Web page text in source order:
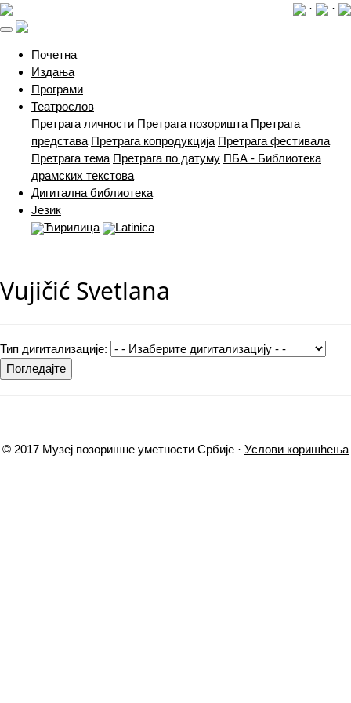
· ·
Почетна(current)
Издања
Програми
Театрослов
Претрага личности Претрага позоришта Претрага
представа Претрага копродукција Претрага фестивала
Претрага тема Претрага по датуму ПБА - Библиотека
драмских текстова
Дигитална библиотека
Језик
Ћирилица
Latinica
Vujičić Svetlana
Тип дигитализације:
Погледајте
© 2017 Музеј позоришне уметности Србије · Услови коришћења